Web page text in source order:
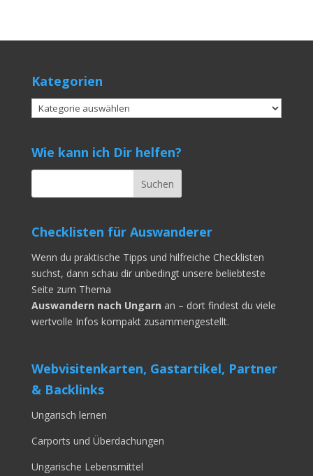
Kategorien
Kategorien
Wie kann ich Dir helfen?
Checklisten für Auswanderer
Wenn du praktische Tipps und hilfreiche Checklisten
suchst, dann schau dir unbedingt unsere beliebteste
Seite zum Thema
Auswandern nach Ungarn an – dort findest du viele
wertvolle Infos kompakt zusammengestellt.
Webvisitenkarten, Gastartikel, Partner
& Backlinks
Ungarisch lernen
Carports und Überdachungen
Ungarische Lebensmittel